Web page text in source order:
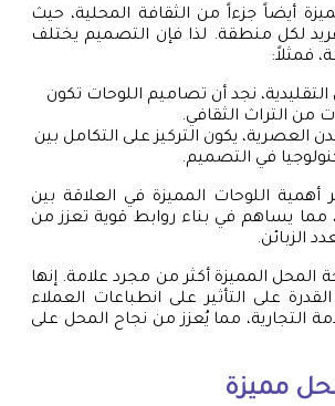
أيضاً جزءاً من الثقافة المحلية، حيث
لكل منطقة. لذا فإن التصميم يختلف
فمثلاً:
نجد أن تصاميم اللوحات تكون
من التراث الثقافي.
العصرية، يكون التركيز على التكامل بين
في التصميم.
أهمية اللوحات المميزة في العلاقة بين
مما يساهم في بناء روابط قوية تعزز من
الزبائن.
المحل المميزة أكثر من مجرد علامة. إنها
على التأثير على انطباعات العملاء
التجارية، مما يُعزز من نجاح المحل على
مميزة